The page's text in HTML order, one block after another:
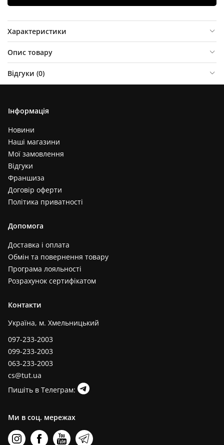
Характеристики
Опис товару
Відгуки (0)
Інформація
Новини
Наші магазини
Мої замовлення
Відгуки
Франшиза
Договір оферти
Політика приватності
Допомога
Доставка і оплата
Обмін та повернення товару
Програма лояльності
Розрахунок сертифікатом
Контакти
Україна, м. Хмельницький
097-233-2003
099-233-2003
063-233-2003
cs@tut.ua
Пишіть в Телеграм:
Ми в соц. мережах